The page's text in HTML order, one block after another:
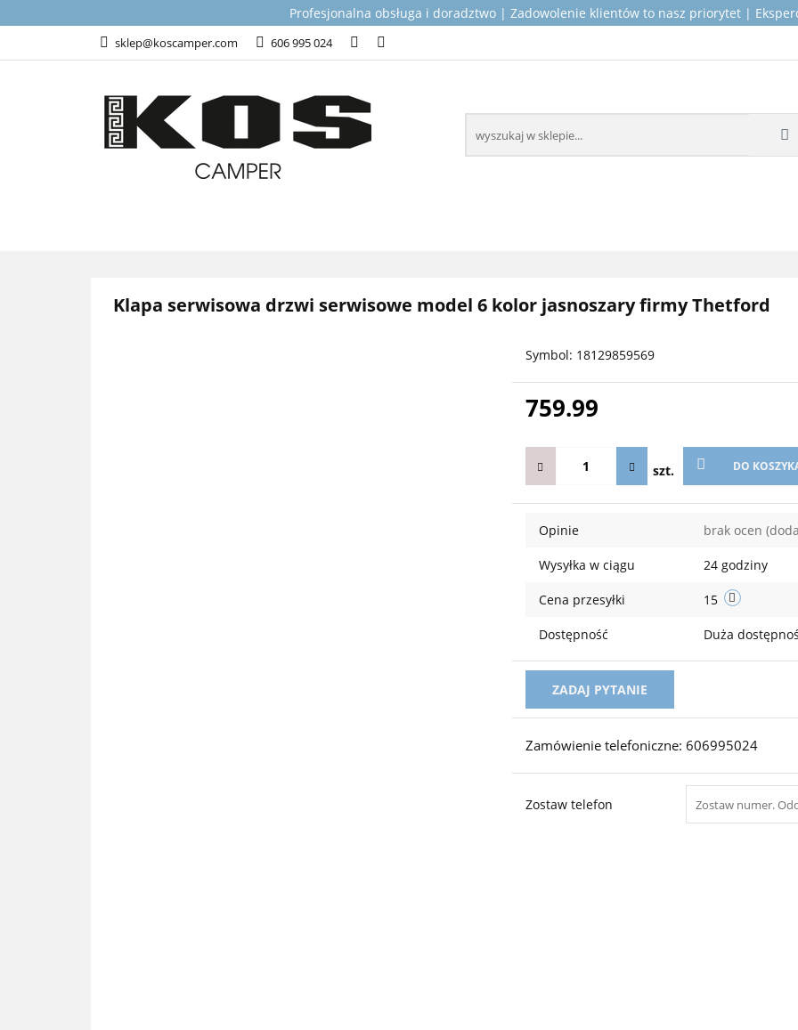
Profesjonalna obsługa i doradztwo | Zadowolenie klientów to nasz priorytet |
sklep@koscamper.com 606 995 024
KATEGORIE TOP PRODUKTY DLA KAMPERÓW MONTAŻ I SERWIS
Klapa serwisowa drzwi serwisowe model 6 kolor jasnoszary firmy Thetford
Symbol: 18129859569
759.99
szt. DO
Opinie brak ocen
Wysyłka w ciągu 24 godziny
Cena przesyłki 15
Dostępność Duża
ZADAJ PYTANIE
Zamówienie telefoniczne: 606995024
Zostaw telefon